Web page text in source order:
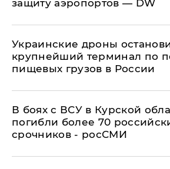
защиту аэропортов — DW
Украинские дроны
крупнейший терминал по
пищевых грузов в России
В боях с ВСУ в Курской
погибли более 70
срочников - росСМИ